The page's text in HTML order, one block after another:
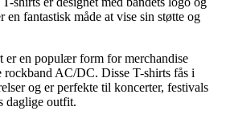
en fantastisk måde at vise sin støtte og
er en populær form for merchandise
rockband AC/DC. Disse T-shirts fås i
og er perfekte til koncerter, festivals
daglige outfit.